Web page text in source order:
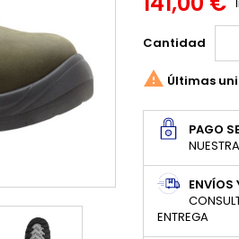
Cantidad
 Últimas
PAGO
ENVÍOS
ENTREGA